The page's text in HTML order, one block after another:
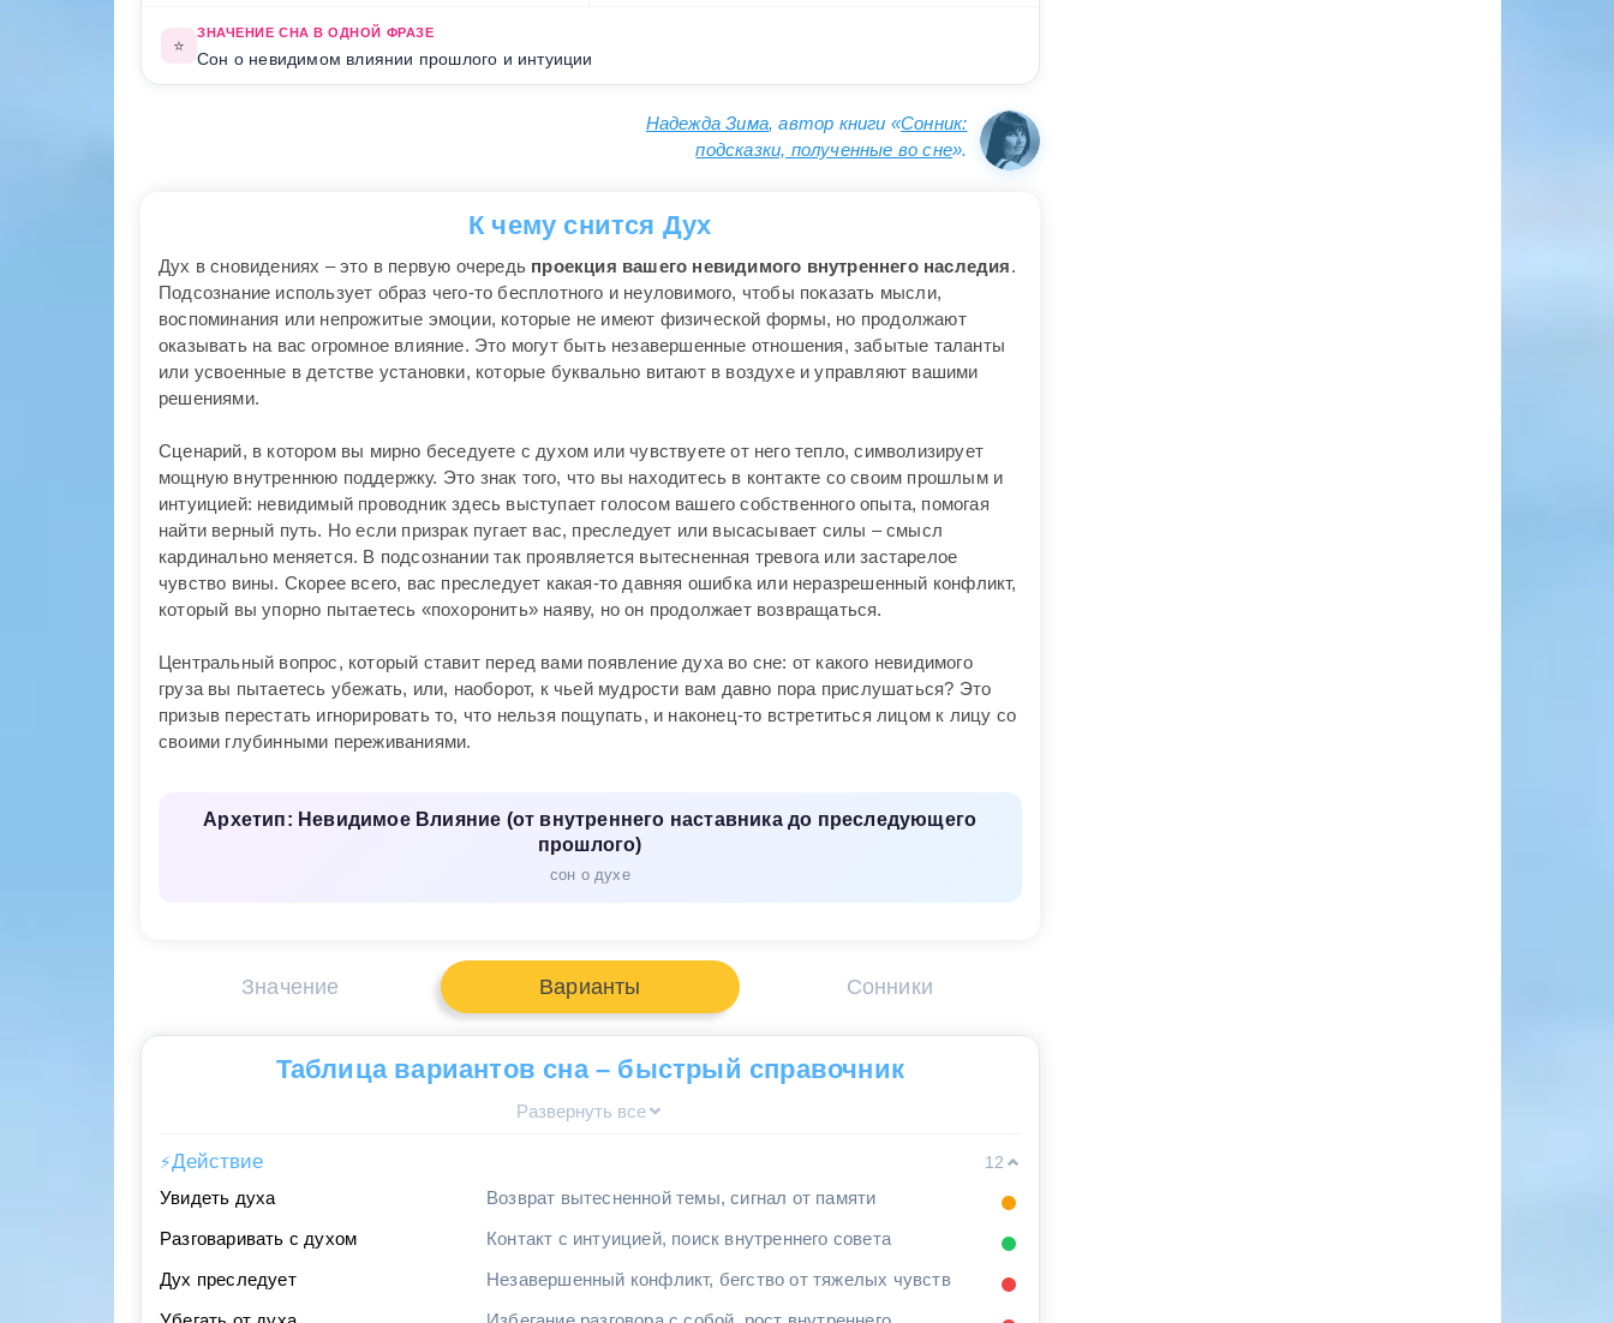
⭐
ЗНАЧЕНИЕ СНА В ОДНОЙ ФРАЗЕ
Сон о невидимом влиянии прошлого и интуиции
Надежда Зима, автор книги «Сонник:
подсказки, полученные во сне».
К чему снится Дух
Дух в сновидениях – это в первую очередь проекция вашего невидимого внутреннего наследия.
Подсознание использует образ чего-то бесплотного и неуловимого, чтобы показать мысли,
воспоминания или непрожитые эмоции, которые не имеют физической формы, но продолжают
оказывать на вас огромное влияние. Это могут быть незавершенные отношения, забытые таланты
или усвоенные в детстве установки, которые буквально витают в воздухе и управляют вашими
решениями.
Сценарий, в котором вы мирно беседуете с духом или чувствуете от него тепло, символизирует
мощную внутреннюю поддержку. Это знак того, что вы находитесь в контакте со своим прошлым и
интуицией: невидимый проводник здесь выступает голосом вашего собственного опыта, помогая
найти верный путь. Но если призрак пугает вас, преследует или высасывает силы – смысл
кардинально меняется. В подсознании так проявляется вытесненная тревога или застарелое
чувство вины. Скорее всего, вас преследует какая-то давняя ошибка или неразрешенный конфликт,
который вы упорно пытаетесь «похоронить» наяву, но он продолжает возвращаться.
Центральный вопрос, который ставит перед вами появление духа во сне: от какого невидимого
груза вы пытаетесь убежать, или, наоборот, к чьей мудрости вам давно пора прислушаться? Это
призыв перестать игнорировать то, что нельзя пощупать, и наконец-то встретиться лицом к лицу со
своими глубинными переживаниями.
Архетип: Невидимое Влияние (от внутреннего наставника до преследующего
прошлого)
сон о духе
Значение Варианты Сонники
Таблица вариантов сна – быстрый справочник
Развернуть все
⚡Действие
12
Увидеть духа
Возврат вытесненной темы, сигнал от памяти
Разговаривать с духом Контакт с интуицией, поиск внутреннего совета
Дух преследует Незавершенный конфликт, бегство от тяжелых чувств